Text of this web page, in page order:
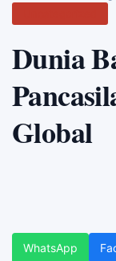
Dunia
Global
WhatsApp